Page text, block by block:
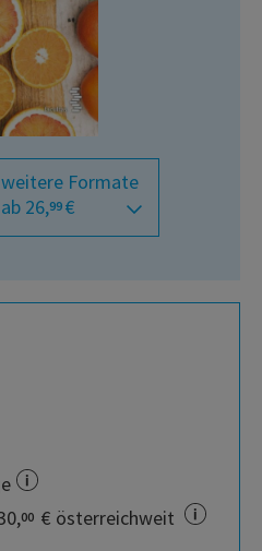
weitere Formate
ab 26,99 €
00 € österreichweit